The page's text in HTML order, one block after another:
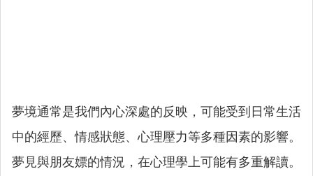
夢境通常是我們內心深處的反映，可能受到日常生活
中的經歷、情感狀態、心理壓力等多種因素的影響。
夢見與朋友嫖的情況，在心理學上可能有多重解讀。